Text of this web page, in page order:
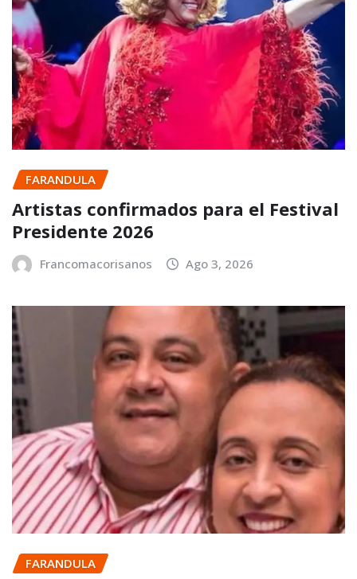
FARANDULA
Artistas confirmados para el Festival
Presidente 2026
Francomacorisanos Ago 3, 2026
FARANDULA